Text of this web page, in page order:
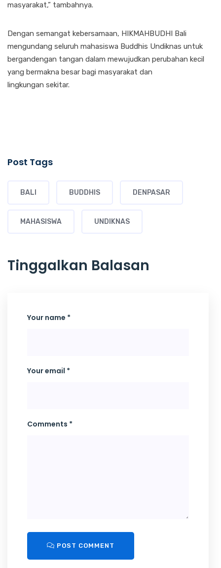
masyarakat,” tambahnya.
Dengan semangat kebersamaan, HIKMAHBUDHI Bali
mengundang seluruh mahasiswa Buddhis Undiknas untuk
bergandengan tangan dalam mewujudkan perubahan kecil
yang bermakna besar bagi masyarakat dan
lingkungan sekitar.
Post Tags
BALI BUDDHIS DENPASAR
MAHASISWA UNDIKNAS
Tinggalkan Balasan
Your name *
Your email *
Comments *
POST COMMENT